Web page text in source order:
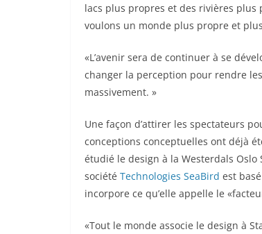
lacs plus propres et des rivières plus
voulons un monde plus propre et
«L’avenir sera de continuer à se
changer la perception pour rendre
massivement. »
Une façon d’attirer les spectateurs
conceptions conceptuelles ont déjà
étudié le design à la Westerdals
société Technologies SeaBird est
incorpore ce qu’elle appelle le
«Tout le monde associe le design à